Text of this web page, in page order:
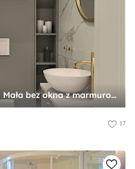
DOM W STYLU HAMPTONS - Mała bez okna z marmurową podłogą łazienka, styl glamour - zdjęcie od BDWstudio
17